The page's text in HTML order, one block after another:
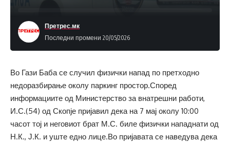
Последни промени 20/05/2026
Претрес.мк
Во Гази Баба се случил физички напад по претходно
недоразбирање околу паркинг простор.Според
информациите од Министерство за внатрешни работи,
И.С.(54) од Скопје пријавил дека на 7 мај околу 10:00
часот тој и неговиот брат М.С. биле физички нападнати од
Н.К., Ј.К. и уште едно лице.Во пријавата се наведува дека